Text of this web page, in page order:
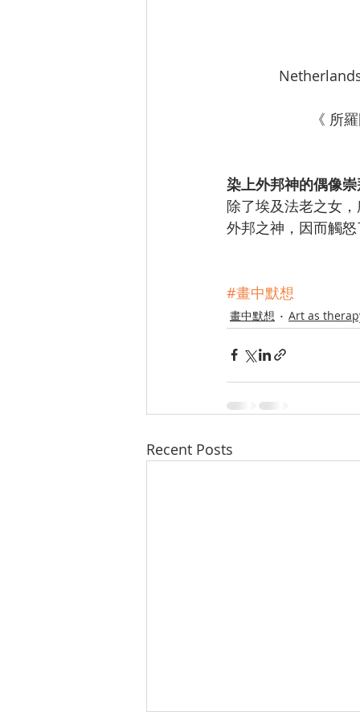
染上外邦神的偶像
除了埃及法老之女
外邦之神，因而觸怒
#畫中默想
畫中默想 Art as
Recent Posts